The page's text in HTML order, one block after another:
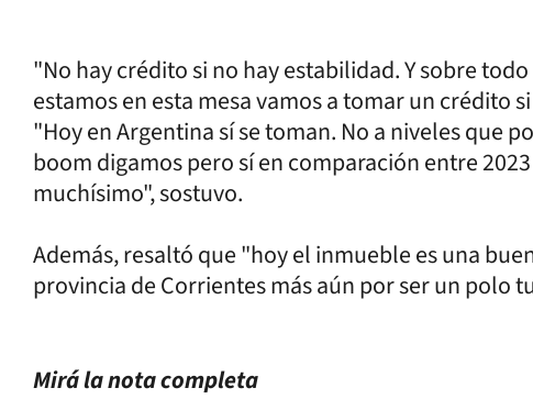
"No hay crédito si no hay estabilidad. Y sobre
estamos en esta mesa vamos a tomar un crédito
"Hoy en Argentina sí se toman. No a niveles que
boom digamos pero sí en comparación entre
muchísimo", sostuvo.
Además, resaltó que "hoy el inmueble es una
provincia de Corrientes más aún por ser un polo
Mirá la nota completa